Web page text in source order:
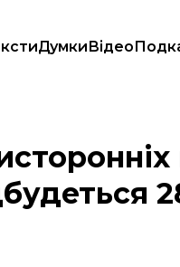
ДумкиВідео
газу відбудеться 28